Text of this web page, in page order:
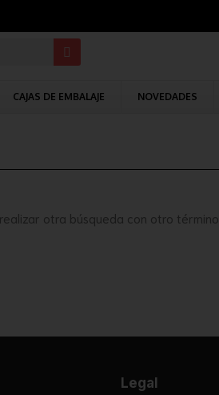
CAJAS DE EMBALAJE NOVEDADES
otra búsqueda con otro término.
Legal